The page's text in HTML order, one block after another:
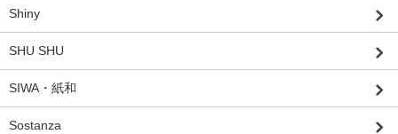
Shiny
SHU SHU
SIWA・紙和
Sostanza